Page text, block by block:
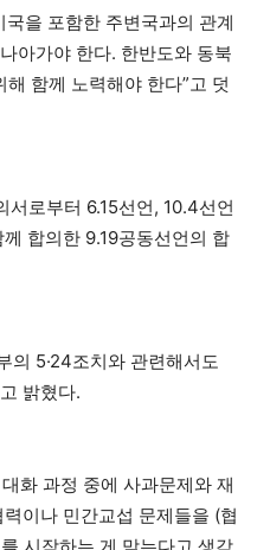
을 포함한 주변국과의 관계
아가야 한다. 한반도와 동북
함께 노력해야 한다”고 덧
서로부터 6.15선언, 10.4선언
께 합의한 9.19공동선언의 합
의 5·24조치와 관련해서도
밝혔다.
화 과정 중에 사과문제와 재
이나 민간교섭 문제들을 (협